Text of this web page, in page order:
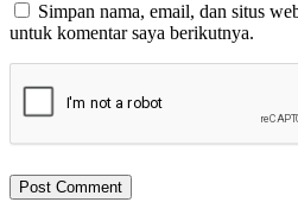
Simpan nama, email, dan situs
untuk komentar saya berikutnya.